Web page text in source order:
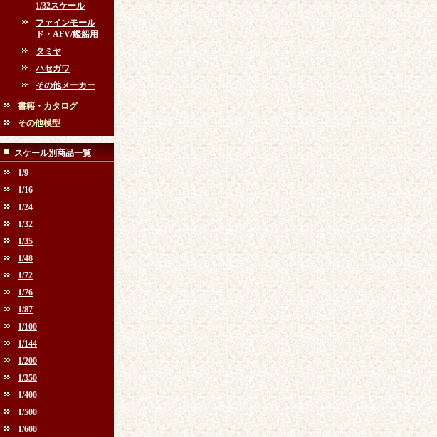
1/32スケール
ファインモール
ド・AFV/艦船用
タミヤ
ハセガワ
その他メーカー
書籍・カタログ
その他模型
スケール別商品一覧
1/9
1/16
1/24
1/32
1/35
1/48
1/72
1/76
1/87
1/100
1/144
1/200
1/350
1/400
1/500
1/600